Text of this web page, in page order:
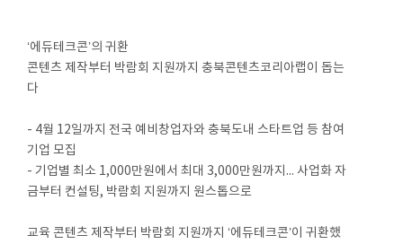
‘에듀테크콘’의 귀환
콘텐츠 제작부터 박람회 지원까지 충북콘텐츠코리아랩이 돕는
다
- 4월 12일까지 전국 예비창업자와 충북도내 스타트업 등 참여
기업 모집
- 기업별 최소 1,000만원에서 최대 3,000만원까지... 사업화 자
금부터 컨설팅, 박람회 지원까지 원스톱으로
교육 콘텐츠 제작부터 박람회 지원까지 ‘에듀테크콘’이 귀환했